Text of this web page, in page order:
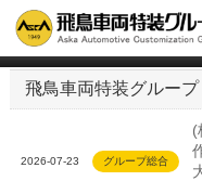
飛鳥車両特装グルー
2026-07-23 グループ総合
(